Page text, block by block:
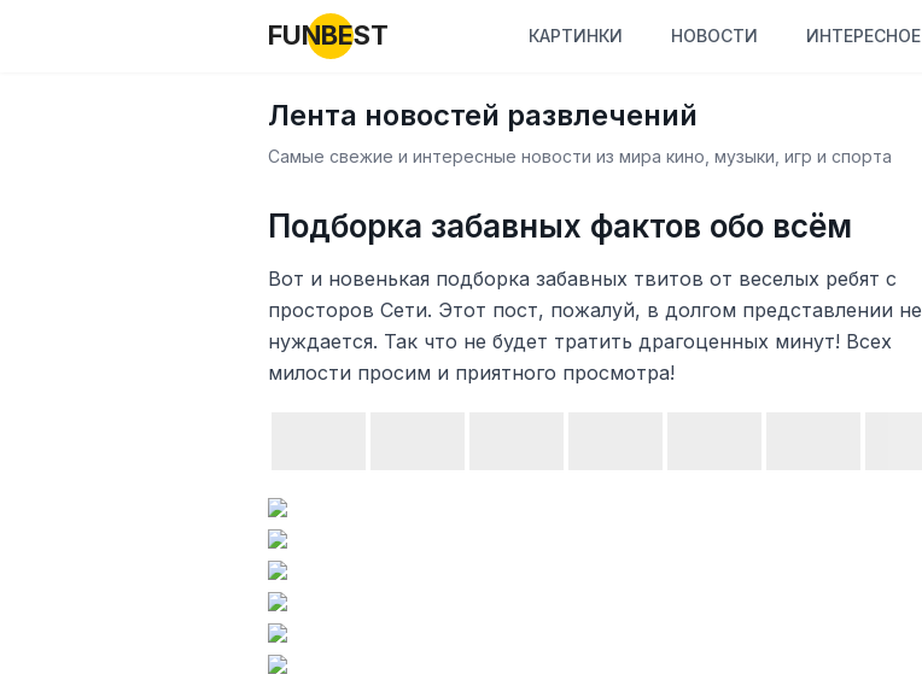
FUNBEST КАРТИНКИ НОВОСТИ ИНТЕРЕСНОЕ
Лента новостей развлечений
Самые свежие и интересные новости из мира кино, музыки, игр и спорта
Подборка забавных фактов обо всём
Вот и новенькая подборка забавных твитов от веселых ребят с
просторов Сети. Этот пост, пожалуй, в долгом представлении не
нуждается. Так что не будет тратить драгоценных минут! Всех
милости просим и приятного просмотра!